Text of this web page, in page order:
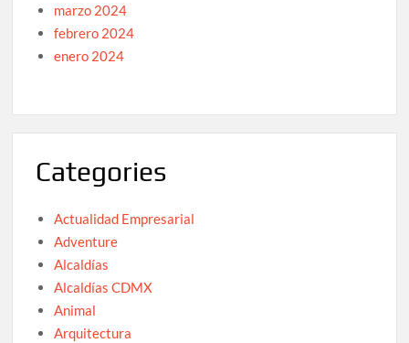
marzo 2024
febrero 2024
enero 2024
Categories
Actualidad Empresarial
Adventure
Alcaldías
Alcaldías CDMX
Animal
Arquitectura